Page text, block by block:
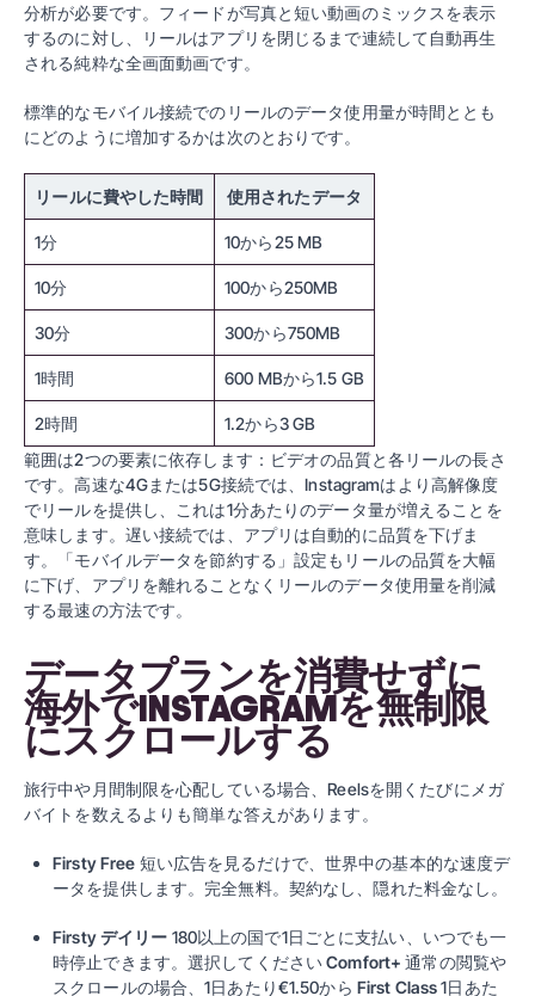
分析が必要です。フィードが写真と短い動画のミックスを表示
するのに対し、リールはアプリを閉じるまで連続して自動再生
される純粋な全画面動画です。
標準的なモバイル接続でのリールのデータ使用量が時間ととも
にどのように増加するかは次のとおりです。
リールに費やした時間 使用されたデータ
1分 10から25 MB
10分 100から250MB
30分 300から750MB
1時間 600 MBから1.5 GB
2時間
1.2から3 GB
範囲は2つの要素に依存します：ビデオの品質と各リールの長さ
です。高速な4Gまたは5G接続では、Instagramはより高解像度
でリールを提供し、これは1分あたりのデータ量が増えることを
意味します。遅い接続では、アプリは自動的に品質を下げま
す。「モバイルデータを節約する」設定もリールの品質を大幅
に下げ、アプリを離れることなくリールのデータ使用量を削減
する最速の方法です。
データプランを消費せずに
海外でINSTAGRAMを無制限
にスクロールする
旅行中や月間制限を心配している場合、Reelsを開くたびにメガ
バイトを数えるよりも簡単な答えがあります。
Firsty Free 短い広告を見るだけで、世界中の基本的な速度デ
ータを提供します。完全無料。契約なし、隠れた料金なし。
Firsty デイリー 180以上の国で1日ごとに支払い、いつでも一
時停止できます。選択してくださいComfort+ 通常の閲覧や
スクロールの場合、1日あたり€1.50から First Class1日あた